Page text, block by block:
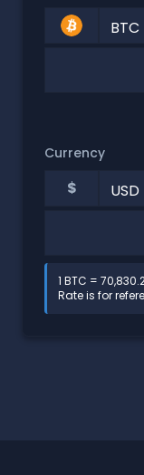
Currency
$
1 BTC =
Rate is for